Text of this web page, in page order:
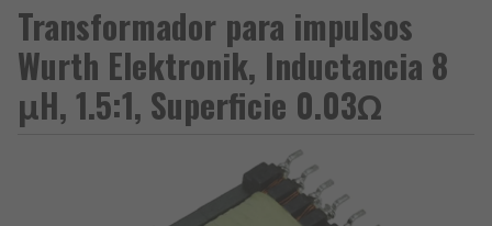
Transformador para impulsos
Wurth Elektronik, Inductancia 8
μH, 1.5:1, Superficie 0.03Ω